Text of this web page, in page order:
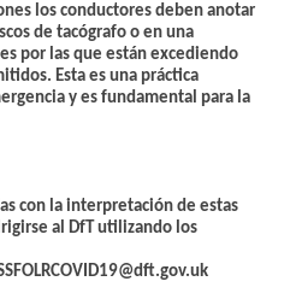
los conductores deben anotar
de tacógrafo o en una
por las que están excediendo
Esta es una práctica
y es fundamental para la
con la interpretación de estas
al DfT utilizando los